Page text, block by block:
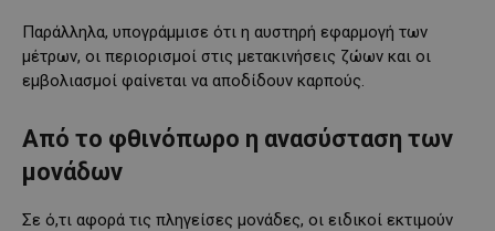
Παράλληλα, υπογράμμισε ότι η αυστηρή εφαρμογή των
μέτρων, οι περιορισμοί στις μετακινήσεις ζώων και οι
εμβολιασμοί φαίνεται να αποδίδουν καρπούς.
Από το φθινόπωρο η ανασύσταση των
μονάδων
Σε ό,τι αφορά τις πληγείσες μονάδες, οι ειδικοί εκτιμούν